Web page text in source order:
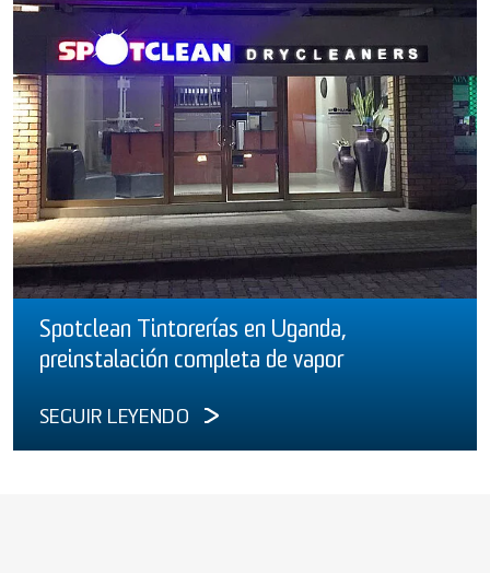
Spotclean Tintorerías en Uganda,
preinstalación completa de vapor
SEGUIR LEYENDO